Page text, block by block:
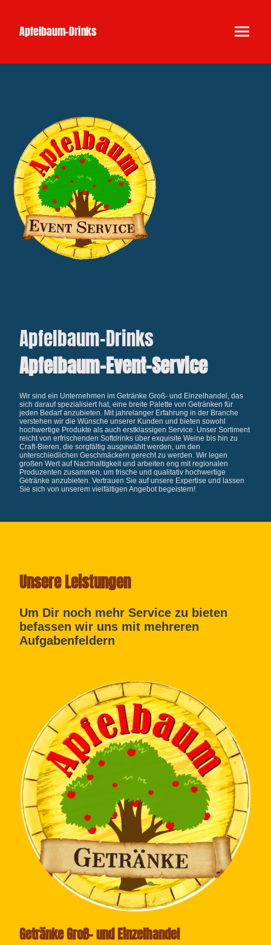
Apfelbaum-Drinks
Apfelbaum-Drinks
Apfelbaum-Event-Service
Wir sind ein Unternehmen im Getränke Groß- und Einzelhandel, das
sich darauf spezialisiert hat, eine breite Palette von Getränken für
jeden Bedarf anzubieten. Mit jahrelanger Erfahrung in der Branche
verstehen wir die Wünsche unserer Kunden und bieten sowohl
hochwertige Produkte als auch erstklassigen Service. Unser Sortiment
reicht von erfrischenden Softdrinks über exquisite Weine bis hin zu
Craft-Bieren, die sorgfältig ausgewählt werden, um den
unterschiedlichen Geschmäckern gerecht zu werden. Wir legen
großen Wert auf Nachhaltigkeit und arbeiten eng mit regionalen
Produzenten zusammen, um frische und qualitativ hochwertige
Getränke anzubieten. Vertrauen Sie auf unsere Expertise und lassen
Sie sich von unserem vielfältigen Angebot begeistern!
Unsere Leistungen
Um Dir noch mehr Service zu bieten
befassen wir uns mit mehreren
Aufgabenfeldern
Getränke Groß- und Einzelhandel